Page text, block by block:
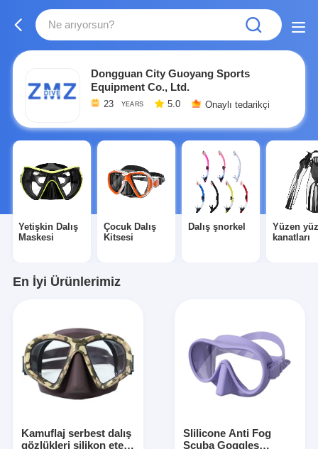
Dongguan City Guoyang Sports
Equipment Co., Ltd.
23 YEARS 5.0 Onaylı tedarikçi
Yetişkin Dalış
Maskesi
Çocuk Dalış
Kitsesi
Dalış şnorkel
Yüzen
kanatları
En İyi Ürünlerimiz
Kamuflaj serbest dalış
gözlükleri silikon etek
Slilicone Anti Fog
Scuba Goggles